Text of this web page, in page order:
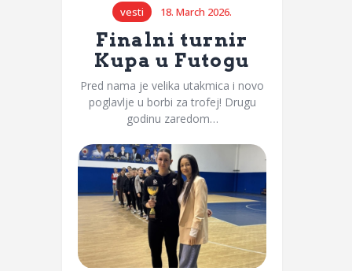
vesti 18. March 2026.
Finalni turnir
Kupa u Futogu
Pred nama je velika utakmica i novo
poglavlje u borbi za trofej! Drugu
godinu zaredom…